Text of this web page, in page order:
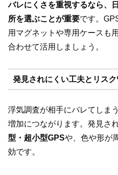
バレにくさを重視するなら、
所を選ぶことが重要です。
用マグネットや専用ケースも
合わせて活用しましょう。
発見されにくい工夫とリスク
浮気調査が相手にバレてしま
増加につながります。発見さ
型・超小型GPSや、色や形が
効です。